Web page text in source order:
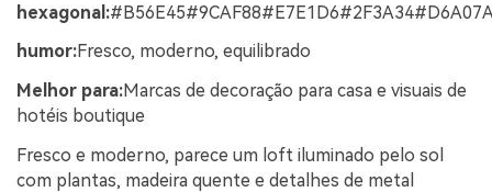
hexagonal:
humor:Fresco, moderno, equilibrado
Melhor para:Marcas de decoração para casa e visuais de
hotéis boutique
Fresco e moderno, parece um loft iluminado pelo sol
com plantas, madeira quente e detalhes de metal